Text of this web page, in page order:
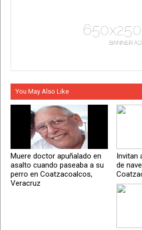
You May Also Like
Muere doctor apuñalado en
asalto cuando paseaba a su
perro en Coatzacoalcos,
Veracruz
Invitan
de